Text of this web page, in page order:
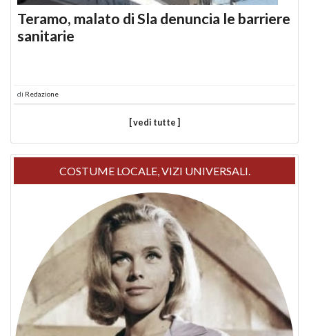
Teramo, malato di Sla denuncia le barriere
sanitarie
di Redazione
[ vedi tutte ]
COSTUME LOCALE, VIZI UNIVERSALI.